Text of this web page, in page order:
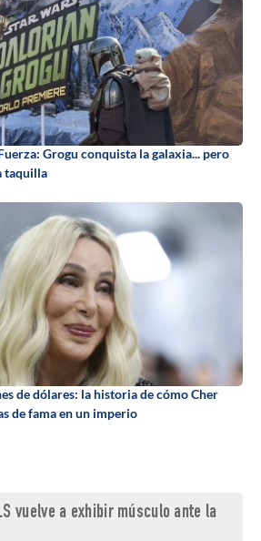
Grogu conquista la galaxia... pero
taquilla
de dólares: la historia de cómo Cher
de fama en un imperio
vuelve a exhibir músculo ante la